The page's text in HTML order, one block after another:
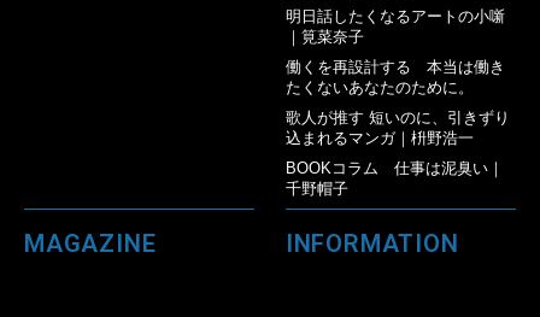
明日話したくなるアートの小噺
｜筧菜奈子
働くを再設計する 本当は働き
たくないあなたのために。
歌人が推す 短いのに、引きずり
込まれるマンガ｜枡野浩一
BOOKコラム 仕事は泥臭い｜
千野帽子
MAGAZINE INFORMATION